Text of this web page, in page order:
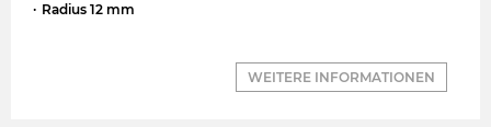
Radius 12 mm
WEITERE INFORMATIONEN